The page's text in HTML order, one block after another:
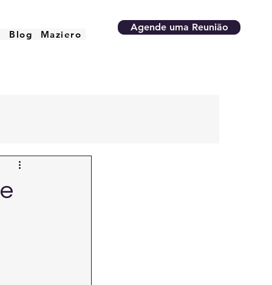
Blog Maziero
Agende uma Reunião